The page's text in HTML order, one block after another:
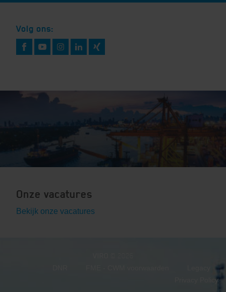
Volg ons:
Onze vacatures
Bekijk onze vacatures
Privacy Policy